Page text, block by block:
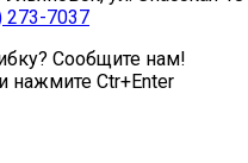
273-7037
Сообщите нам!
нажмите Ctr+Enter